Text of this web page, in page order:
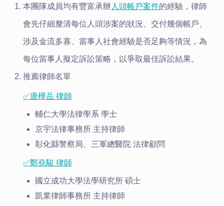
本團隊成員均有豐富承辦人頭帳戶案件的經驗，律師
會先仔細釐清每位人頭涉案的狀況、交付幾個帳戶、
涉及金流多寡、當事人社會經驗是否足夠等情況，為
每位當事人擬定訴訟策略，以爭取最佳訴訟結果。
推薦律師名單
✅唐樺岳 律師
輔仁大學法律學系 學士
京宇法律事務所 主持律師
彰化縣警察局、三軍總醫院 法律顧問
✅鄭堯駿 律師
國立成功大學法學研究所 碩士
凱業律師事務所 主持律師